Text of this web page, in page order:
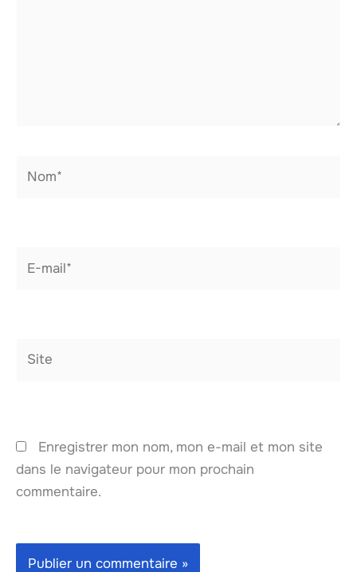
Enregistrer mon nom, mon e-mail et mon site
dans le navigateur pour mon prochain
commentaire.